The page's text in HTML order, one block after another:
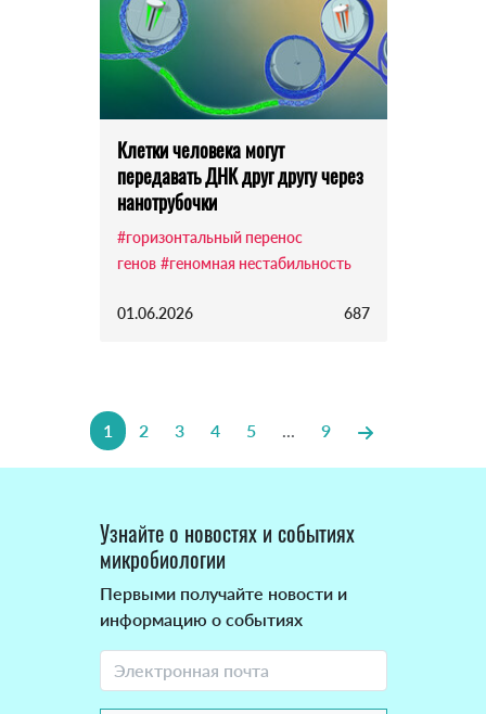
Клетки человека могут
передавать ДНК друг другу через
нанотрубочки
#горизонтальный перенос
генов #геномная нестабильность
01.06.2026 687
1 2 3 4 5 ... 9
Узнайте о новостях и событиях
микробиологии
Первыми получайте новости и
информацию о событиях